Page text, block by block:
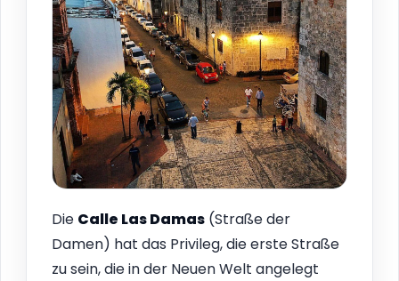
Die Calle Las Damas (Straße der
Damen) hat das Privileg, die erste Straße
zu sein, die in der Neuen Welt angelegt